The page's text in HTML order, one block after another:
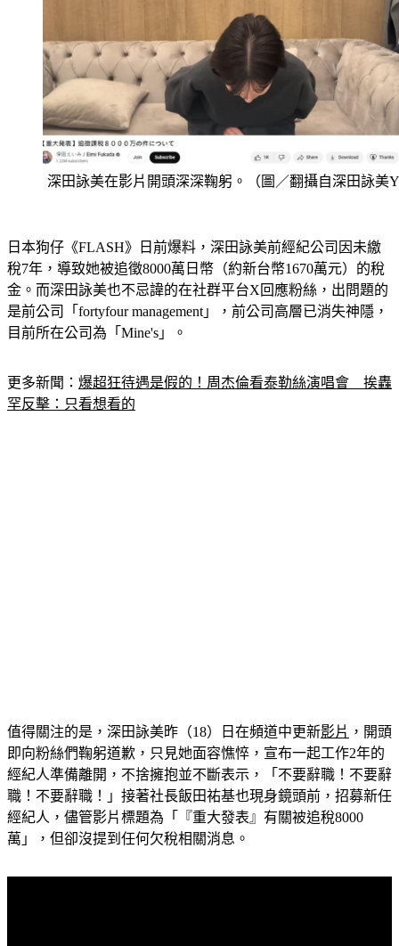
深田詠美在影片開頭深深鞠躬。（圖／翻攝自深田詠美
日本狗仔《FLASH》日前爆料，深田詠美前經紀公司因未繳
稅7年，導致她被追徵8000萬日幣（約新台幣1670萬元）的稅
金。而深田詠美也不忌諱的在社群平台X回應粉絲，出問題的
是前公司「fortyfour management」，前公司高層已消失神隱，
目前所在公司為「Mine's」。
更多新聞： 爆超狂待遇是假的！周杰倫看泰勒絲演唱會　挨轟
罕反擊：只看想看的
值得關注的是，深田詠美昨（18）日在頻道中更新影片 ，開頭
即向粉絲們鞠躬道歉，只見她面容憔悴，宣布一起工作2年的
經紀人準備離開，不捨擁抱並不斷表示，「不要辭職！不要辭
職！不要辭職！」接著社長飯田祐基也現身鏡頭前，招募新任
經紀人，儘管影片標題為「『重大發表』有關被追稅8000
萬」，但卻沒提到任何欠稅相關消息。